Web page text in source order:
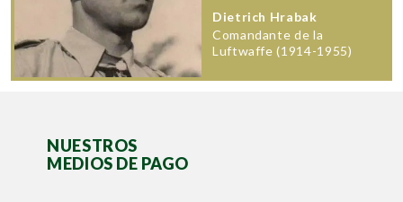
Dietrich Hrabak
Comandante de la
Luftwaffe (1914-1955)
NUESTROS
MEDIOS DE PAGO